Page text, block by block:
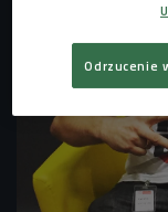
Odrzucenie